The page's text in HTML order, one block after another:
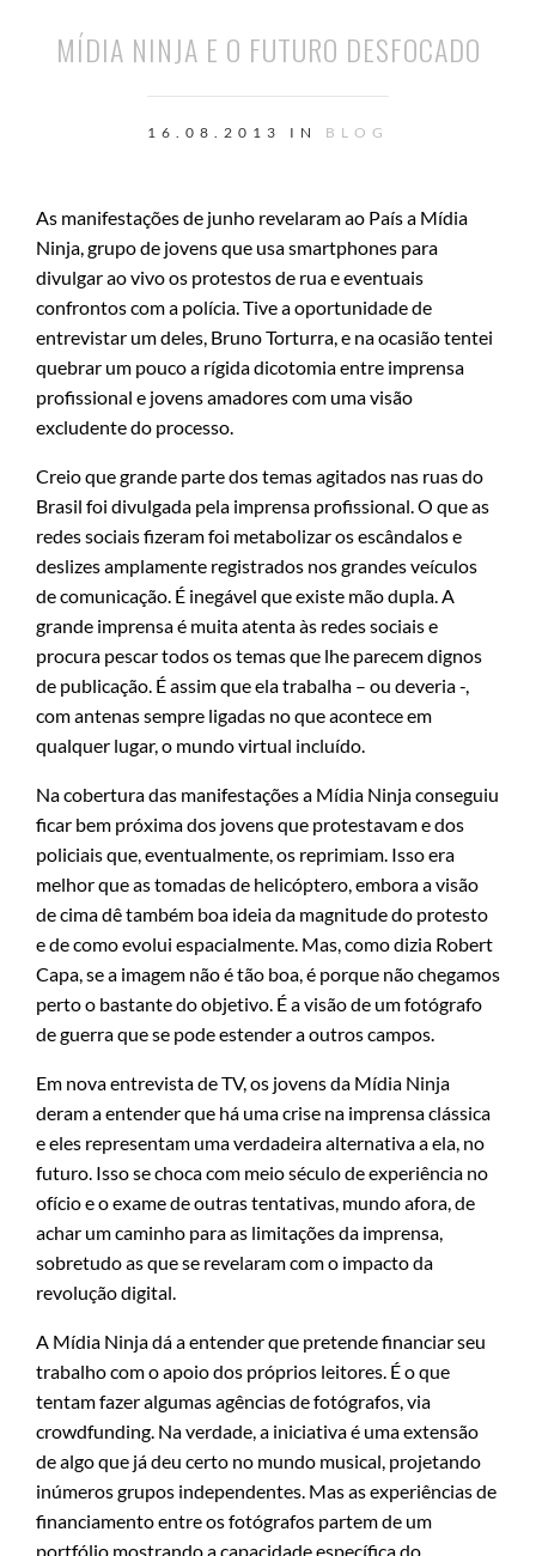
MÍDIA NINJA E O FUTURO DESFOCADO
16.08.2013 IN BLOG
As manifestações de junho revelaram ao País a Mídia
Ninja, grupo de jovens que usa smartphones para
divulgar ao vivo os protestos de rua e eventuais
confrontos com a polícia. Tive a oportunidade de
entrevistar um deles, Bruno Torturra, e na ocasião tentei
quebrar um pouco a rígida dicotomia entre imprensa
profissional e jovens amadores com uma visão
excludente do processo.
Creio que grande parte dos temas agitados nas ruas do
Brasil foi divulgada pela imprensa profissional. O que as
redes sociais fizeram foi metabolizar os escândalos e
deslizes amplamente registrados nos grandes veículos
de comunicação. É inegável que existe mão dupla. A
grande imprensa é muita atenta às redes sociais e
procura pescar todos os temas que lhe parecem dignos
de publicação. É assim que ela trabalha – ou deveria -,
com antenas sempre ligadas no que acontece em
qualquer lugar, o mundo virtual incluído.
Na cobertura das manifestações a Mídia Ninja conseguiu
ficar bem próxima dos jovens que protestavam e dos
policiais que, eventualmente, os reprimiam. Isso era
melhor que as tomadas de helicóptero, embora a visão
de cima dê também boa ideia da magnitude do protesto
e de como evolui espacialmente. Mas, como dizia Robert
Capa, se a imagem não é tão boa, é porque não chegamos
perto o bastante do objetivo. É a visão de um fotógrafo
de guerra que se pode estender a outros campos.
Em nova entrevista de TV, os jovens da Mídia Ninja
deram a entender que há uma crise na imprensa clássica
e eles representam uma verdadeira alternativa a ela, no
futuro. Isso se choca com meio século de experiência no
ofício e o exame de outras tentativas, mundo afora, de
achar um caminho para as limitações da imprensa,
sobretudo as que se revelaram com o impacto da
revolução digital.
A Mídia Ninja dá a entender que pretende financiar seu
trabalho com o apoio dos próprios leitores. É o que
tentam fazer algumas agências de fotógrafos, via
crowdfunding. Na verdade, a iniciativa é uma extensão
de algo que já deu certo no mundo musical, projetando
inúmeros grupos independentes. Mas as experiências de
financiamento entre os fotógrafos partem de um
portfólio mostrando a capacidade específica do